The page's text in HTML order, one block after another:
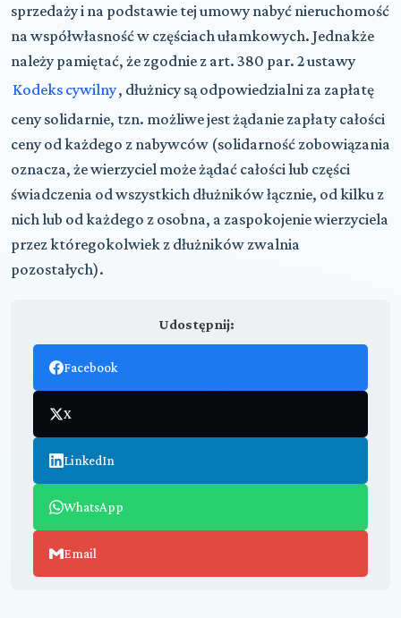
sprzedaży i na podstawie tej umowy nabyć nieruchomość
na współwłasność w częściach ułamkowych. Jednakże
należy pamiętać, że zgodnie z art. 380 par. 2 ustawy
Kodeks cywilny, dłużnicy są odpowiedzialni za zapłatę
ceny solidarnie, tzn. możliwe jest żądanie zapłaty całości
ceny od każdego z nabywców (solidarność zobowiązania
oznacza, że wierzyciel może żądać całości lub części
świadczenia od wszystkich dłużników łącznie, od kilku z
nich lub od każdego z osobna, a zaspokojenie wierzyciela
przez któregokolwiek z dłużników zwalnia
pozostałych).
Udostępnij:
Facebook
X
LinkedIn
WhatsApp
Email